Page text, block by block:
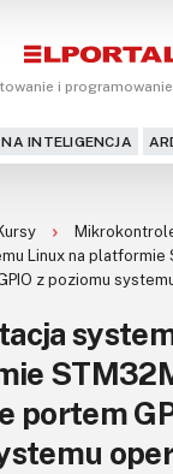
i
INTELIGENCJA
Linux na platformie
z poziomu
portem